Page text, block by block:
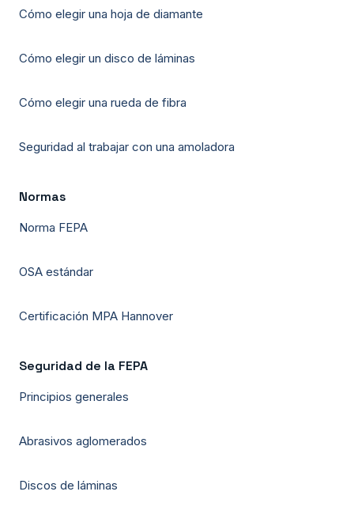
Cómo elegir una hoja de diamante
Cómo elegir un disco de láminas
Cómo elegir una rueda de fibra
Seguridad al trabajar con una amoladora
Normas
Norma FEPA
OSA estándar
Certificación MPA Hannover
Seguridad de la FEPA
Principios generales
Abrasivos aglomerados
Discos de láminas